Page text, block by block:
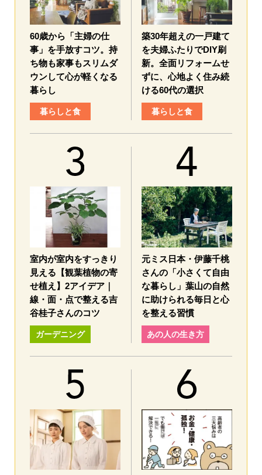
60歳から「主婦の仕
事」を手放すコツ。持
ち物も家事もスリムダ
ウンして心が軽くなる
暮らし
暮らしと食
築30年超えの一戸建て
を夫婦ふたりでDIY刷
新。全面リフォームせ
ずに、心地よく住み続
ける60代の選択
暮らしと食
室内が室内をすっきり
見える【観葉植物の寄
せ植え】2アイデア｜
線・面・点で整える吉
谷桂子さんのコツ
ガーデニング
元ミス日本・伊藤千桃
さんの「小さくて自由
な暮らし」葉山の自然
に助けられる毎日と心
を整える習慣
あの人の生き方